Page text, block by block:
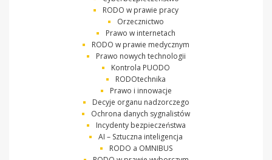
RODO w prawie pracy
Orzecznictwo
Prawo w internetach
RODO w prawie medycznym
Prawo nowych technologii
Kontrola PUODO
RODOtechnika
Prawo i innowacje
Decyje organu nadzorczego
Ochrona danych sygnalistów
Incydenty bezpieczeństwa
AI – Sztuczna inteligencja
RODO a OMNIBUS